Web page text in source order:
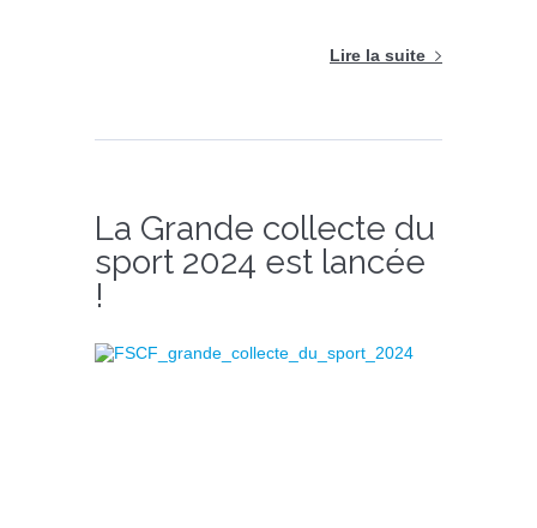
Lire la suite
La Grande collecte du
sport 2024 est lancée
!